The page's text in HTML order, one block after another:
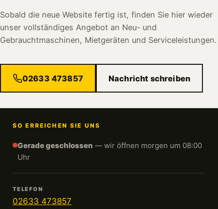
Sobald die neue Website fertig ist, finden Sie hier wieder
unser vollständiges Angebot an Neu- und
Gebrauchtmaschinen, Mietgeräten und Serviceleistungen.
02633 473857 Nachricht schreiben
SO ERREICHEN SIE UNS
Gerade geschlossen — wir öffnen morgen um 08:00
Uhr
TELEFON
02633 473857